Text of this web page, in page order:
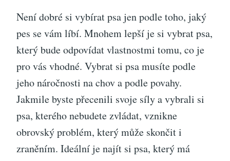
Není dobré si vybírat psa jen podle toho, jaký
pes se vám líbí. Mnohem lepší je si vybrat psa,
který bude odpovídat vlastnostmi tomu, co je
pro vás vhodné. Vybrat si psa musíte podle
jeho náročnosti na chov a podle povahy.
Jakmile byste přecenili svoje síly a vybrali si
psa, kterého nebudete zvládat, vznikne
obrovský problém, který může skončit i
zraněním. Ideální je najít si psa, který má